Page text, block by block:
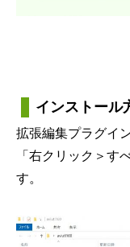
インストール
拡張編集プラグイ
「右クリック＞す
す。